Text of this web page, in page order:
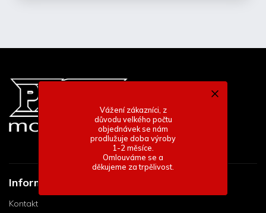
Vážení zákazníci, z
důvodu velkého počtu
objednávek se nám
prodlužuje doba výroby
1-2 měsíce.
Omlouváme se a
děkujeme za trpělivost.
Informace pro vás
Kontakt